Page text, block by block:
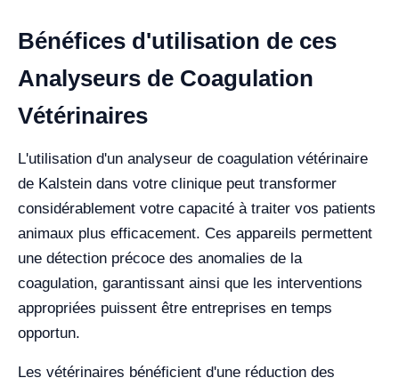
Bénéfices d'utilisation de ces
Analyseurs de Coagulation
Vétérinaires
L'utilisation d'un analyseur de coagulation vétérinaire
de Kalstein dans votre clinique peut transformer
considérablement votre capacité à traiter vos patients
animaux plus efficacement. Ces appareils permettent
une détection précoce des anomalies de la
coagulation, garantissant ainsi que les interventions
appropriées puissent être entreprises en temps
opportun.
Les vétérinaires bénéficient d'une réduction des